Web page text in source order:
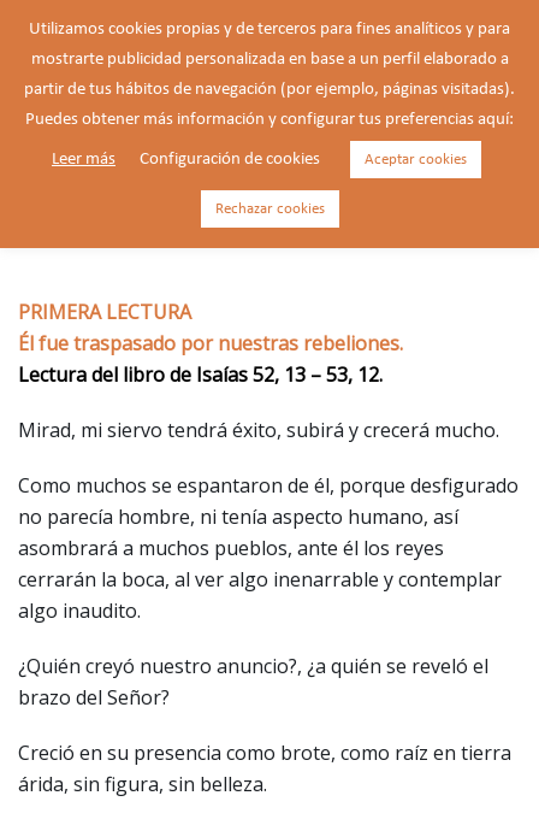
03/04/2026 – Viernes Santo en
la Pasión del Señor.
PRIMERA LECTURA
Él fue traspasado por nuestras rebeliones.
Lectura del libro de Isaías 52, 13 – 53, 12.
Mirad, mi siervo tendrá éxito, subirá y crecerá mucho.
Como muchos se espantaron de él, porque desfigurado
no parecía hombre, ni tenía aspecto humano, así
asombrará a muchos pueblos, ante él los reyes
cerrarán la boca, al ver algo inenarrable y contemplar
algo inaudito.
¿Quién creyó nuestro anuncio?, ¿a quién se reveló el
brazo del Señor?
Creció en su presencia como brote, como raíz en tierra
árida, sin figura, sin belleza.
Utilizamos cookies propias y de terceros para fines analíticos y para
mostrarte publicidad personalizada en base a un perfil elaborado a
partir de tus hábitos de navegación (por ejemplo, páginas visitadas).
Puedes obtener más información y configurar tus preferencias aquí:
Leer más Configuración de cookies Aceptar cookies
Rechazar cookies